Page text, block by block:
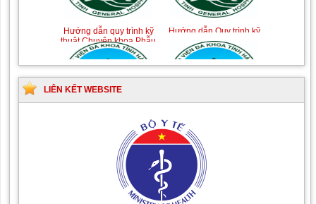
Hướng dẫn quy trình kỹ
thuật Chuyên khoa Phẫu
thuật Tiết niệu
Hướng dẫn Quy trình kỹ
thuật Nhi khoa
LIÊN KẾT WEBSITE